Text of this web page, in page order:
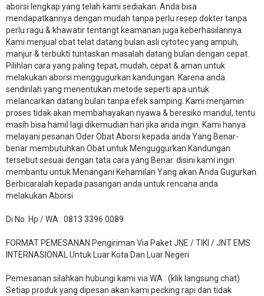
aborsi lengkap yang telah kami sediakan. Anda bisa
mendapatkannya dengan mudah tanpa perlu resep dokter tanpa
perlu ragu & khawatir tentangt keamanan juga keberhasilannya.
Kami menjual obat telat datang bulan asli cytotec yang ampuh,
manjur & terbukti tuntaskan masalah datang bulan dengan cepat.
Pilihlan cara yang paling tepat, mudah, cepat & aman untuk
melakukan aborsi menggugurkan kandungan. Karena anda
sendirilah yang menentukan metode seperti apa untuk
melancarkan datang bulan tanpa efek samping. Kami menjamin
proses tidak akan membahayakan nyawa & beresiko mandul, tentu
masih bisa hamil lagi dikemudian hari jika anda ingin. Kami hanya
melayani pesanan Oder Obat Aborsi kepada anda Yang Benar-
benar membutuhkan Obat untuk Menguggurkan Kandungan
tersebut sesuai dengan tata cara yang Benar. disini kami ingin
membantu untuk Menangani Kehamilan Yang akan Anda Gugurkan.
Berbicaralah kepada pasangan anda untuk rencana anda
melakukan Aborsi
Di No. Hp / WA : 0813 3396 0089
FORMAT PEMESANAN Pengiriman Via Paket JNE / TIKI / JNT EMS
INTERNASIONAL Untuk Luar Kota Dan Luar Negeri
Pemesanan silahkan hubungi kami via WA : (klik langsung chat)
Setiap produk yang dipesan akan kami pecking rapi dan tidak